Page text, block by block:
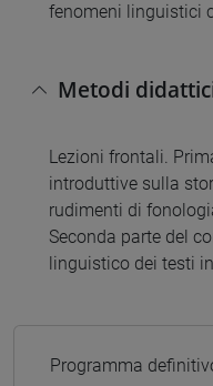
fenomeni linguistici
Metodi
Lezioni frontali.
introduttive sulla
rudimenti di
Seconda parte del
linguistico dei testi
Programma